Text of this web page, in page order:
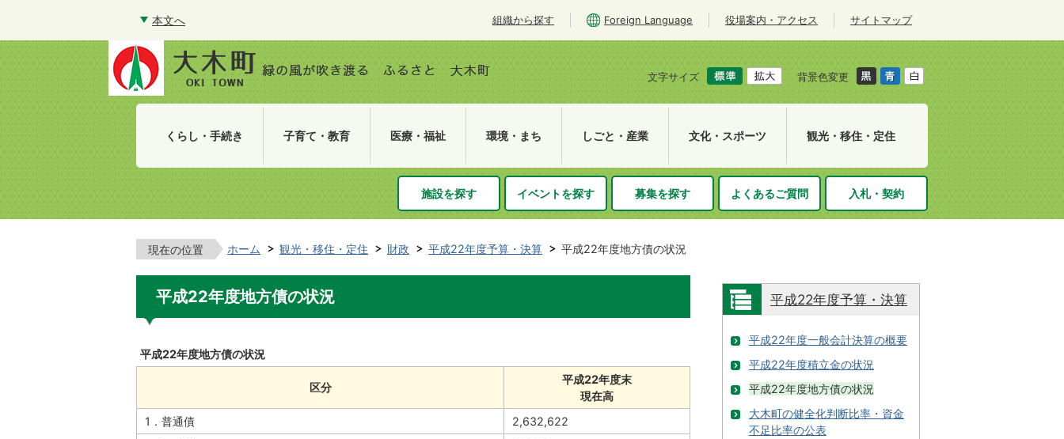
本文へ 組織から探す Foreign Language 役場案内・アクセス サイトマップ
文字サイズ 背景色変更
くらし・手続き 子育て・教育 医療・福祉 環境・まち しごと・産業 文化・スポーツ 観光・移住・定住
施設を探す イベントを探す 募集を探す よくあるご質問 入札・契約
現在の位置 ホーム 観光・移住・定住 財政 平成22年度予算・決算 平成22年度地方債の状況
平成22年度地方債の状況
平成22年度地方債の状況
区分
平成22年度末
現在高
1．普通債
2,632,622
平成22年度予算・決算
平成22年度一般会計決算の概要
平成22年度積立金の状況
平成22年度地方債の状況
大木町の健全化判断比率・資金
不足比率の公表